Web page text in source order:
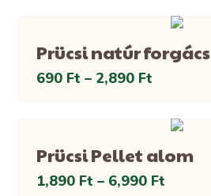
Prücsi natúr forgács
690 Ft – 2,890 Ft
Prücsi Pellet alom
1,890 Ft – 6,990 Ft